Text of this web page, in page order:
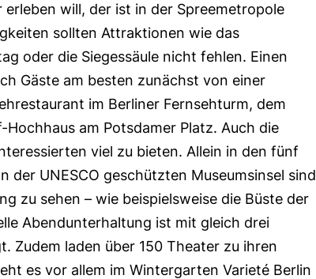
erleben will, der ist in der Spreemetropole
sollten Attraktionen wie das
oder die Siegessäule nicht fehlen. Einen
Gäste am besten zunächst von einer
im Berliner Fernsehturm, dem
am Potsdamer Platz. Auch die
viel zu bieten. Allein in den fünf
der UNESCO geschützten Museumsinsel sind
zu sehen – wie beispielsweise die Büste der
Abendunterhaltung ist mit gleich drei
Zudem laden über 150 Theater zu ihren
es vor allem im Wintergarten Varieté Berlin